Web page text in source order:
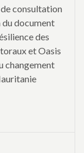
consultation
du document
des
et Oasis
changement